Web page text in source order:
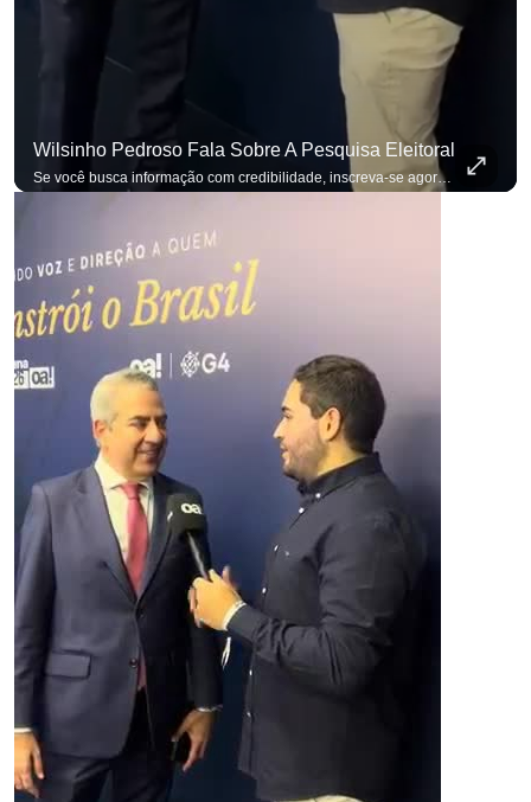
Wilsinho Pedroso Fala Sobre A Pesquisa Eleitoral
Se você busca informação com credibilidade, inscreva-se agora e ative o